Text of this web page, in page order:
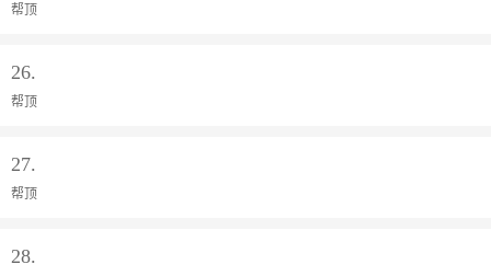
帮顶
26.
帮顶
27.
帮顶
28.